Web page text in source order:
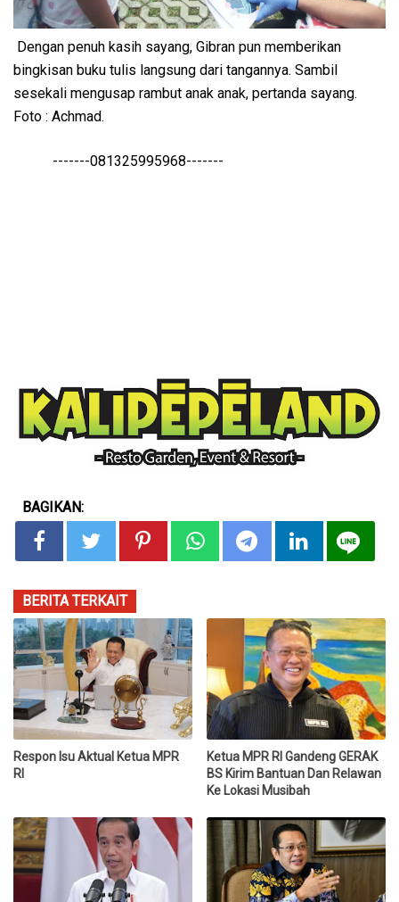
Dengan penuh kasih sayang, Gibran pun memberikan
bingkisan buku tulis langsung dari tangannya. Sambil
sesekali mengusap rambut anak anak, pertanda sayang.
Foto : Achmad.
-------081325995968-------
BAGIKAN:
BERITA TERKAIT
Respon Isu Aktual Ketua MPR
RI
Ketua MPR RI Gandeng GERAK
BS Kirim Bantuan Dan Relawan
Ke Lokasi Musibah